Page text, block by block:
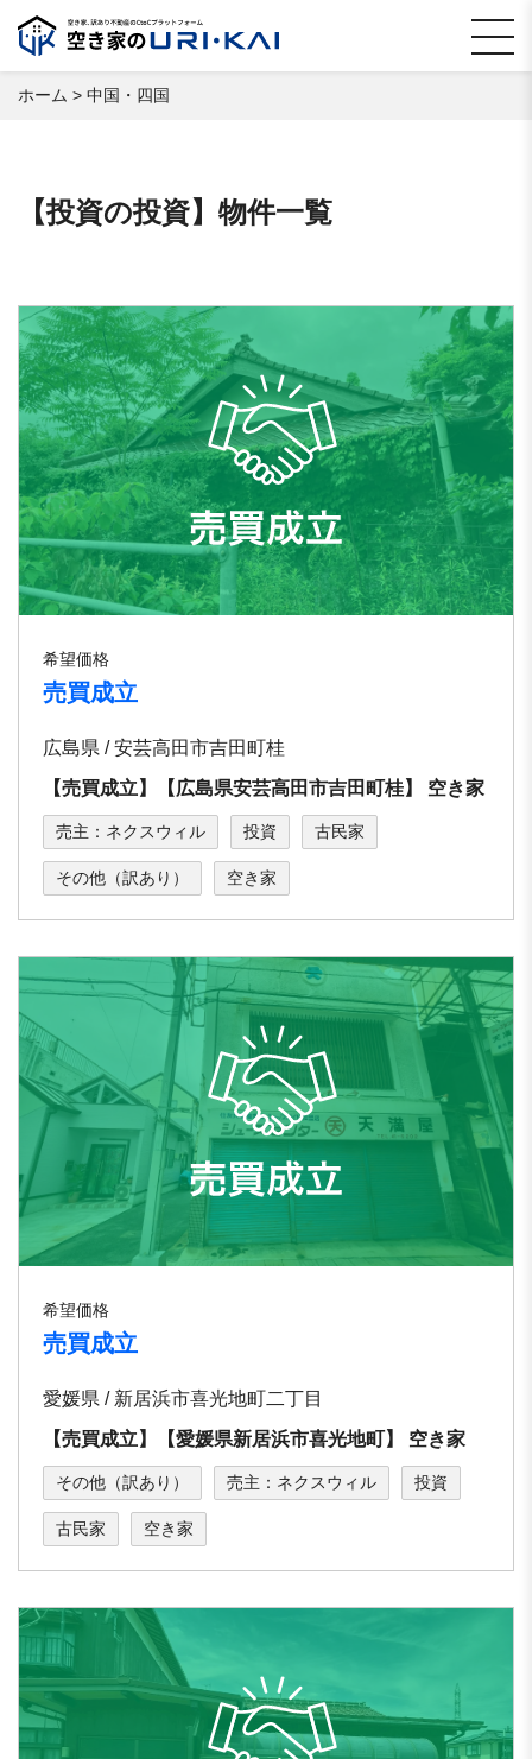
ホーム > 中国・四国
【投資の投資】物件一覧
希望価格
売買成立
広島県 / 安芸高田市吉田町桂
【売買成立】【広島県安芸⾼⽥市吉⽥町桂】 空き家
売主：ネクスウィル 投資 古民家
その他（訳あり） 空き家
希望価格
売買成立
愛媛県 / 新居浜市喜光地町⼆丁⽬
【売買成立】【愛媛県新居浜市喜光地町】 空き家
その他（訳あり） 売主：ネクスウィル 投資
古民家 空き家